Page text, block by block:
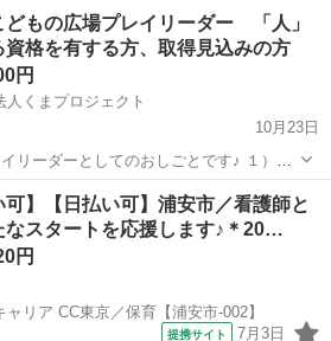
フスタイルに合わせて働けます！ ・未
スタッフ
どもの広場プレイリーダー 「人」
資格を有する方、取得見込みの方
円
人くまプロジェクト
10月23日
（主に小学生）の安全確保 ２）「あ
そび」のきっかけ作り ３）あそびの材料準備（木材加工） ４）施設...
駅 その他 きっかけ
可】【日払い可】浦安市／看護師と
なスタートを応援します♪＊20…
円
ャリア CC東京／保育【浦安市-002】
提携サイト 7月3日